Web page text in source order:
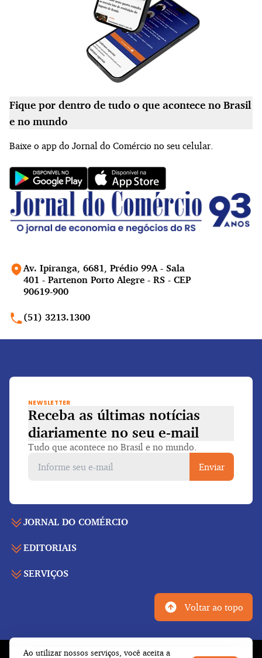
Ao utilizar nossos serviços, você aceita a
Av. Ipiranga, 6681, Prédio 99A - Sala
401 - Partenon Porto Alegre - RS - CEP
90619-900
(51) 3213.1300
Fique por dentro de tudo o que acontece no Brasil
e no mundo
Baixe o app do Jornal do Comércio no seu celular.
Voltar ao topo
JORNAL DO COMÉRCIO
Capa
Publicidade legal
EDITORIAIS
Economia
Esportes
SERVIÇOS
Galeria de vídeos
Tempo
NEWSLETTER
Receba as últimas notícias
diariamente no seu e-mail
Tudo que acontece no Brasil e no mundo.
Enviar